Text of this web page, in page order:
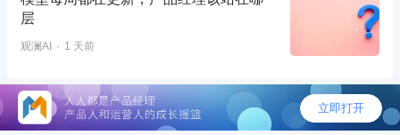
层
观澜AI 1 天前
©2026 - 人人都是产品经理